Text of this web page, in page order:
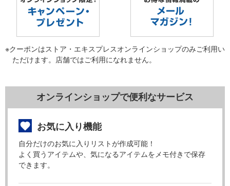
※クーポンはストア・エキスプレスオンラインショップのみご利用い
ただけます。店舗ではご利用になれません。
オンラインショップで便利なサービス
お気に入り機能
自分だけのお気に入りリストが作成可能！
よく買うアイテムや、気になるアイテムをメモ付きで保存
できます。